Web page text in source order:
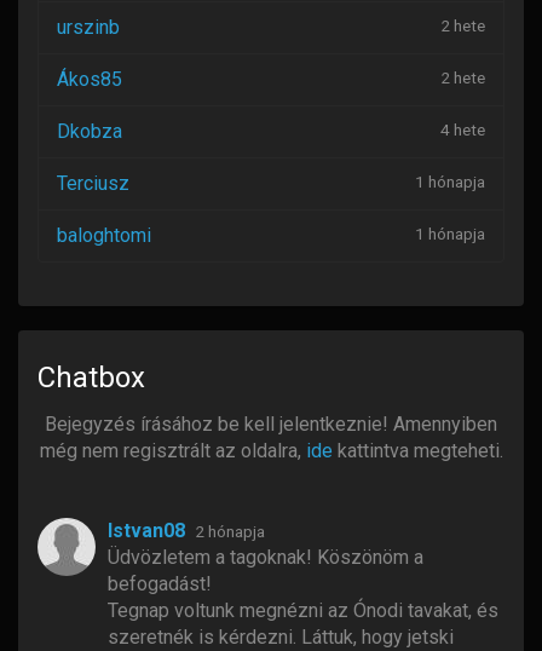
urszinb 2 hete
Ákos85 2 hete
Dkobza 4 hete
Terciusz 1 hónapja
baloghtomi 1 hónapja
Chatbox
Bejegyzés írásához be kell jelentkeznie! Amennyiben
még nem regisztrált az oldalra, ide kattintva megteheti.
Istvan08 2 hónapja
Üdvözletem a tagoknak! Köszönöm a
befogadást!
Tegnap voltunk megnézni az Ónodi tavakat, és
szeretnék is kérdezni. Láttuk, hogy jetski